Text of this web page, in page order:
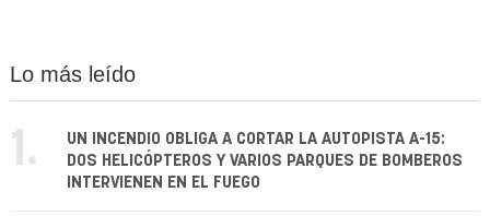
Lo más leído
1.
UN INCENDIO OBLIGA A CORTAR LA AUTOPISTA A-15:
DOS HELICÓPTEROS Y VARIOS PARQUES DE BOMBEROS
INTERVIENEN EN EL FUEGO